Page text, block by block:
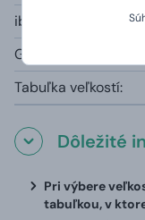
iba šedá farba
Gramáž:
Tabuľka veľkostí:
Dôležité
Pri výbere
tabuľkou, v